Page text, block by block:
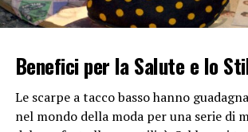
facilitare la comunicazione tra
intelligenti di diversi produttori,
Passerelle nellamoda:
moda, le passerelle sono
strisce di pavimento su cui i
Benefici per la Salute e lo
Le scarpe a tacco basso hanno
nel mondo della moda per una serie di